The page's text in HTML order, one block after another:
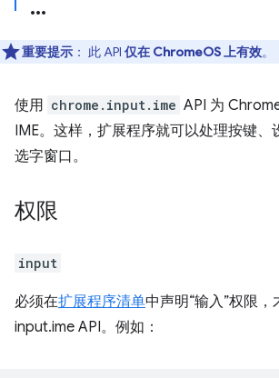
重要提示 ： 此 API 仅在 ChromeOS 上有效。
使用 chrome.input.ime API 为
IME。这样，扩展程序就可以处理按键、
选字窗口。
权限
input
必须在扩展程序清单中声明“输入”权限，
input.ime API。例如：